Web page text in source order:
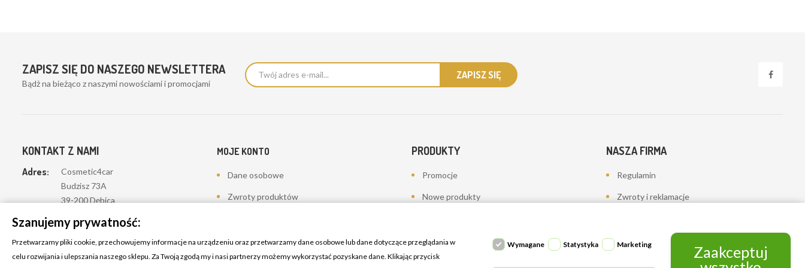
ZAPISZ SIĘ DO NASZEGO NEWSLETTERA
Bądż na bieżąco z naszymi nowościami i promocjami
KONTAKT Z NAMI
Adres:
Cosmetic4car
Budzisz 73A
39-200 Dębica
Dominik: +48 660626154
+48 730634730
MOJE KONTO
Dane osobowe
Zwroty produktów
Moje pokwitowania - korekty płatności
Adresy
PRODUKTY
Promocje
Nowe produkty
NASZA FIRMA
Regulamin
Zwroty i reklamacje
Dostawa
Szanujemy prywatność:
Przetwarzamy pliki cookie, przechowujemy informacje na urządzeniu oraz przetwarzamy dane osobowe lub dane dotyczące przeglądania w
celu rozwijania i ulepszania naszego sklepu. Za Twoją zgodą my i nasi partnerzy możemy wykorzystać pozyskane dane. Klikając przycisk
Wymagane Statystyka Marketing
Zaakceptuj